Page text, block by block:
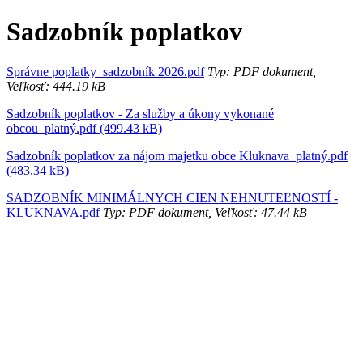
Sadzobník poplatkov
Správne poplatky_sadzobník 2026.pdfTyp: PDF dokument,
Veľkosť: 444.19 kB
Sadzobník poplatkov - Za služby a úkony vykonané
obcou_platný.pdf (499.43 kB)
Sadzobník poplatkov za nájom majetku obce Kluknava_platný.pdf
(483.34 kB)
SADZOBNÍK MINIMÁLNYCH CIEN NEHNUTEĽNOSTÍ -
KLUKNAVA.pdfTyp: PDF dokument, Veľkosť: 47.44 kB